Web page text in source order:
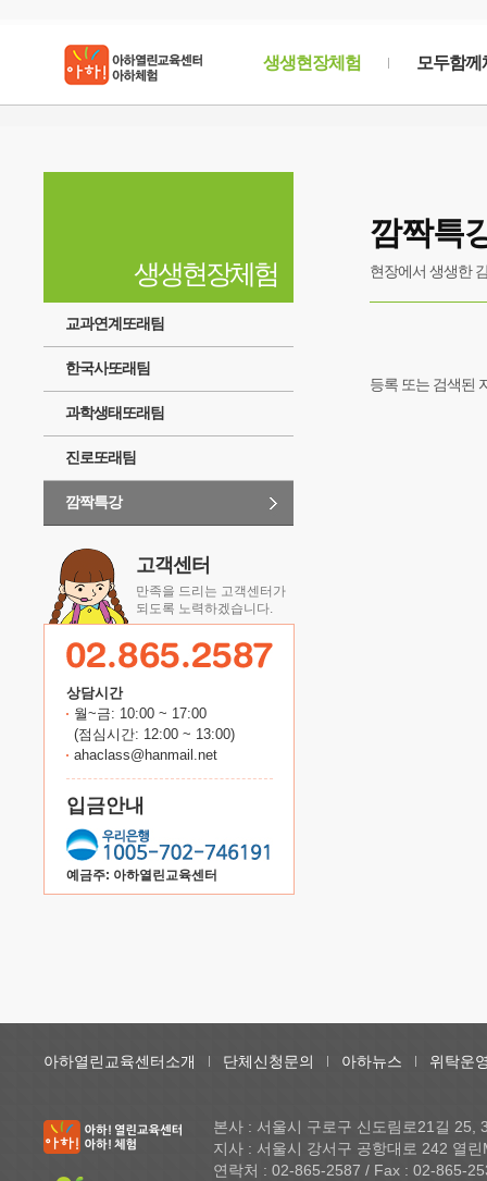
생생현장체험 모두함께
우리의 문화,역사, 생태등을 현장에서 생생한 감
생생현장체험
교과연계또래팀
한국사또래팀
과학생태또래팀
진로또래팀
깜짝특강
고객센터
만족을 드리는 고객센터가
되도록 노력하겠습니다.
상담시간
월~금: 10:00 ~ 17:00
(점심시간: 12:00 ~ 13:00)
ahaclass@hanmail.net
입금안내
예금주: 아하열린교육센터
깜짝특
현장에서 생생한
등록 또는 검색된
아하열린교육센터소개 단체신청문의 아하뉴스 위탁운
본사 : 서울시 구로구 신도림로21길 25,
지사 : 서울시 강서구 공항대로 242 열
연락처 : 02-865-2587 / Fax : 02-865-